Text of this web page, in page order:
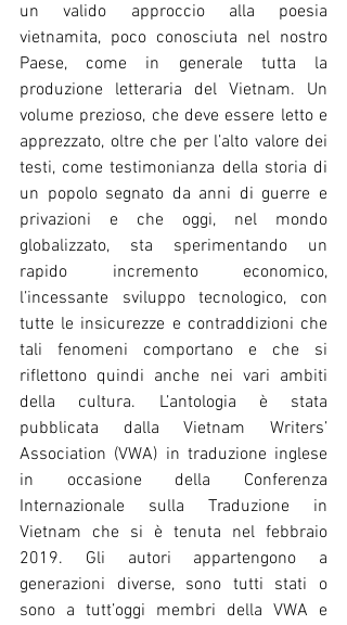
un valido approccio alla poesia
vietnamita, poco conosciuta nel nostro
Paese, come in generale tutta la
produzione letteraria del Vietnam. Un
volume prezioso, che deve essere letto e
apprezzato, oltre che per l’alto valore dei
testi, come testimonianza della storia di
un popolo segnato da anni di guerre e
privazioni e che oggi, nel mondo
globalizzato, sta sperimentando un
rapido incremento economico,
l’incessante sviluppo tecnologico, con
tutte le insicurezze e contraddizioni che
tali fenomeni comportano e che si
riflettono quindi anche nei vari ambiti
della cultura. L’antologia è stata
pubblicata dalla Vietnam Writers’
Association (VWA) in traduzione inglese
in occasione della Conferenza
Internazionale sulla Traduzione in
Vietnam che si è tenuta nel febbraio
2019. Gli autori appartengono a
generazioni diverse, sono tutti stati o
sono a tutt’oggi membri della VWA e